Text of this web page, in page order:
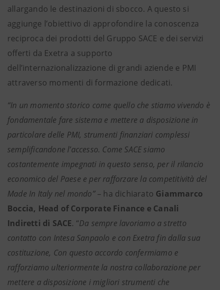
allargando le destinazioni di sbocco. A questo si
aggiunge l’obiettivo di approfondire la conoscenza
reciproca dei prodotti del Gruppo SACE e dei servizi
offerti da Exetra a supporto
dell’internazionalizzazione di grandi aziende e PMI
attraverso momenti di formazione dedicati.
“In un momento storico come quello che stiamo vivendo è
fondamentale fare sistema e mettere a disposizione in
particolare delle PMI, strumenti finanziari complessi
semplificandone l’accesso. Come SACE siamo
costantemente impegnati in questo senso, per il rilancio
economico del Paese e per rafforzare la competitività del
Made In Italy nel mondo”– ha dichiarato Giammarco
Boccia, Head of Corporate Finance e Canali
Indiretti di SACE. “Da sempre lavoriamo a stretto
contatto con Intesa Sanpaolo e con Exetra fin dalla sua
costituzione, Con questo accordo confermiamo e
rafforziamo ulteriormente la nostra collaborazione per
mettere a disposizione i migliori strumenti che